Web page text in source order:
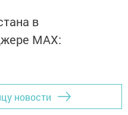
в
MАХ:
новости